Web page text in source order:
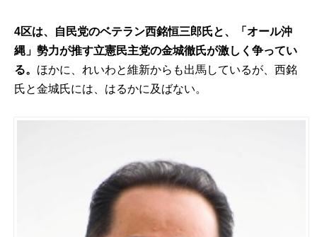
4区は、自民党のベテラン西銘恒三郎氏と、「オール沖
縄」勢力が推す立憲民主党の金城徹氏が激しく争ってい
る。 ほかに、れいわと維新からも出馬しているが、西銘
氏と金城氏には、はるかに及ばない。